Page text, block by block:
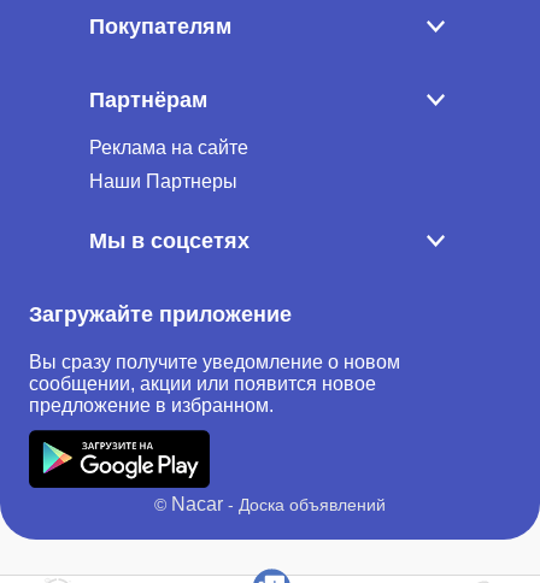
Покупателям
Партнёрам
Реклама на сайте
Наши Партнеры
Мы в соцсетях
Загружайте приложение
Вы сразу получите уведомление о новом
сообщении, акции или появится новое
предложение в избранном.
© Nacar - Доска объявлений